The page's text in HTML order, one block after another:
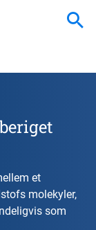
et
molekyler,
som